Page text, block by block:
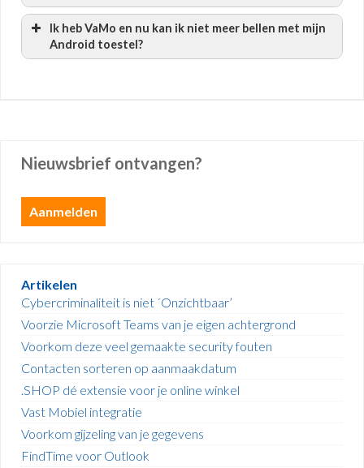
Ik heb VaMo en nu kan ik niet meer bellen met mijn
Android toestel?
Nieuwsbrief ontvangen?
Aanmelden
Artikelen
Cybercriminaliteit is niet ´Onzichtbaar’
Voorzie Microsoft Teams van je eigen achtergrond
Voorkom deze veel gemaakte security fouten
Contacten sorteren op aanmaakdatum
.SHOP dé extensie voor je online winkel
Vast Mobiel integratie
Voorkom gijzeling van je gegevens
FindTime voor Outlook